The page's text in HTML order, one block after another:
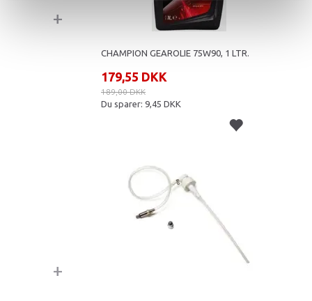
+
CHAMPION GEAROLIE 75W90, 1 LTR.
179,55 DKK
189,00 DKK
Du sparer: 9,45 DKK
+